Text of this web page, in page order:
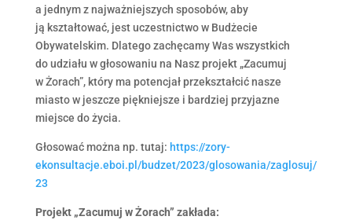
a jednym z najważniejszych sposobów, aby
ją kształtować, jest uczestnictwo w Budżecie
Obywatelskim. Dlatego zachęcamy Was wszystkich
do udziału w głosowaniu na Nasz projekt „Zacumuj
w Żorach”, który ma potencjał przekształcić nasze
miasto w jeszcze piękniejsze i bardziej przyjazne
miejsce do życia.
Głosować można np. tutaj: https://zory-
ekonsultacje.eboi.pl/budzet/2023/glosowania/zaglosuj/
23
Projekt „Zacumuj w Żorach” zakłada: